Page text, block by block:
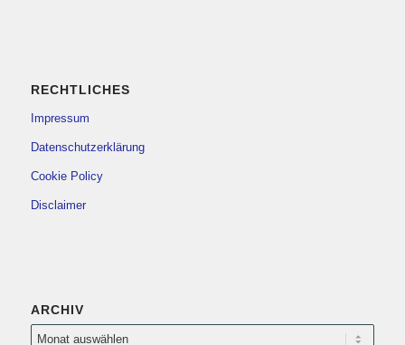
RECHTLICHES
Impressum
Datenschutzerklärung
Cookie Policy
Disclaimer
ARCHIV